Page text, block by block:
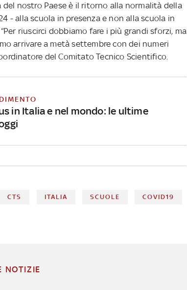
del nostro Paese è il ritorno alla normalità della
- alla scuola in presenza e non alla scuola in
riuscirci dobbiamo fare i più grandi sforzi, ma
arrivare a metà settembre con dei numeri
del Comitato Tecnico Scientifico.
in Italia e nel mondo: le ultime
CTS ITALIA SCUOLE COVID19
NOTIZIE